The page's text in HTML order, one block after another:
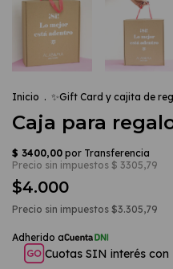
Inicio . ✨Gift Card y cajita de
Caja para
$4.000
Precio sin impuestos $3.305,79
Cuotas SIN interés con